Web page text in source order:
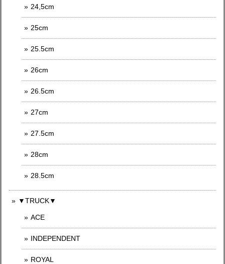
24,5cm
25cm
25.5cm
26cm
26.5cm
27cm
27.5cm
28cm
28.5cm
▼TRUCK▼
ACE
INDEPENDENT
ROYAL